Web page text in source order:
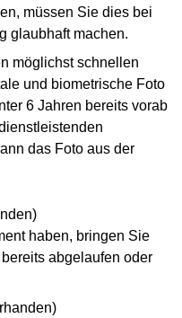
müssen Sie dies bei
glaubhaft machen.
möglichst schnellen
und biometrische Foto
6 Jahren bereits vorab
das Foto aus der
haben, bringen Sie
abgelaufen oder